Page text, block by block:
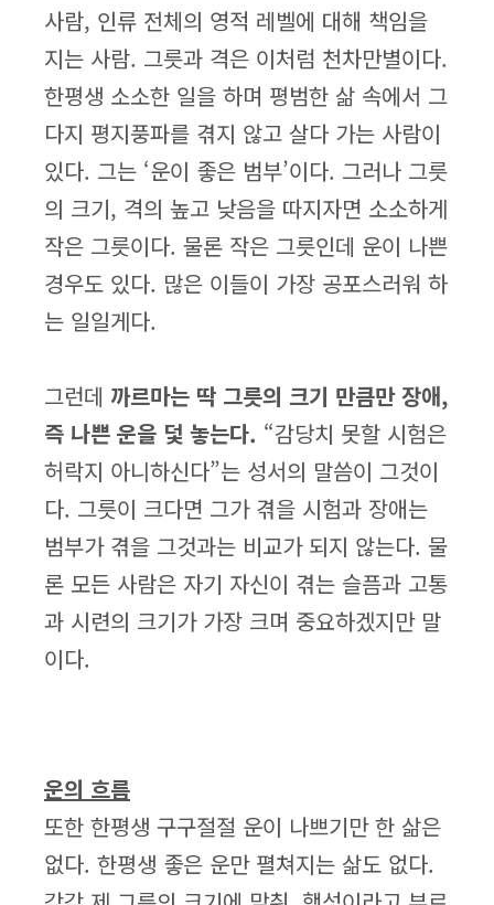
사람, 인류 전체의 영적 레벨에 대해 책임을
지는 사람. 그릇과 격은 이처럼 천차만별이다.
한평생 소소한 일을 하며 평범한 삶 속에서 그
다지 평지풍파를 겪지 않고 살다 가는 사람이
있다. 그는 ‘운이 좋은 범부’이다. 그러나 그릇
의 크기, 격의 높고 낮음을 따지자면 소소하게
작은 그릇이다. 물론 작은 그릇인데 운이 나쁜
경우도 있다. 많은 이들이 가장 공포스러워 하
는 일일게다.
그런데 까르마는 딱 그릇의 크기 만큼만 장애,
즉 나쁜 운을 덫 놓는다. “감당치 못할 시험은
허락지 아니하신다”는 성서의 말씀이 그것이
다. 그릇이 크다면 그가 겪을 시험과 장애는
범부가 겪을 그것과는 비교가 되지 않는다. 물
론 모든 사람은 자기 자신이 겪는 슬픔과 고통
과 시련의 크기가 가장 크며 중요하겠지만 말
이다.
운의 흐름
또한 한평생 구구절절 운이 나쁘기만 한 삶은
없다. 한평생 좋은 운만 펼쳐지는 삶도 없다.